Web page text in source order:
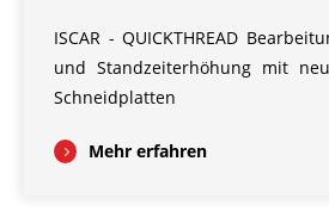
ISCAR - QUICKTHREAD
und Standzeiterhöhung mit
Schneidplatten
Mehr erfahren